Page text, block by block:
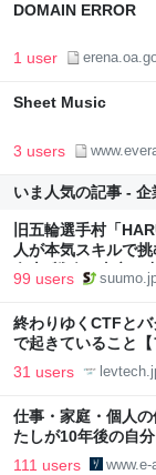
DOMAIN ERROR
1 user
Sheet Music
3 users
いま人気の記事 -
旧五輪選手村「
人が本気スキルで
向上”戦略 東京・中
99 users
終わりゆくCTFと
で起きていること
31 users
仕事・家庭・個人
たしが10年後の自
111 users